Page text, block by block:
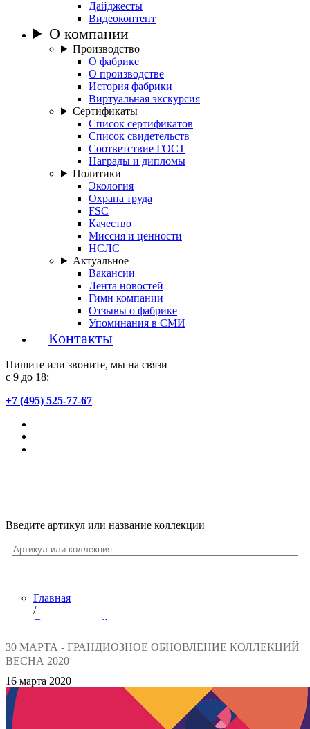
Дайджесты
Видеоконтент
О компании
Производство
О фабрике
О производстве
История фабрики
Виртуальная экскурсия
Сертификаты
Список сертификатов
Список свидетельств
Соответствие ГОСТ
Награды и дипломы
Политики
Экология
Охрана труда
FSC
Качество
Миссия и ценности
НСЛС
Актуальное
Вакансии
Лента новостей
Гимн компании
Отзывы о фабрике
Упоминания в СМИ
Контакты
Пишите или звоните, мы на связи
с 9 до 18:
+7 (495) 525-77-67
Введите артикул или название коллекции
Главная
/
Лента новостей
Выставка МОСБИЛД отменена. Новые обойные тренды
30 МАРТА - ГРАНДИОЗНОЕ ОБНОВЛЕНИЕ КОЛЛЕКЦИЙ
ВЕСНА 2020
16 марта 2020